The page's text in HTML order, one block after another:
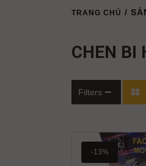
TRANG CHỦ /
CHEN BI
Filters
-13%